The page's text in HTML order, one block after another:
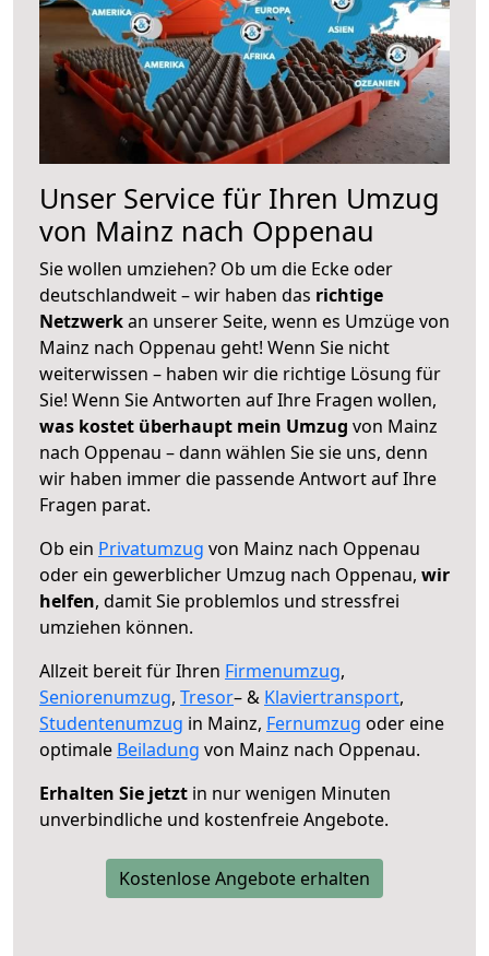
Unser Service für Ihren Umzug
von Mainz nach Oppenau
Sie wollen umziehen? Ob um die Ecke oder
deutschlandweit – wir haben das richtige
Netzwerkan unserer Seite, wenn es Umzüge von
Mainz nach Oppenau geht! Wenn Sie nicht
weiterwissen – haben wir die richtige Lösung für
Sie! Wenn Sie Antworten auf Ihre Fragen wollen,
was kostet überhaupt mein Umzug von Mainz
nach Oppenau – dann wählen Sie sie uns, denn
wir haben immer die passende Antwort auf Ihre
Fragen parat.
Ob ein Privatumzug von Mainz nach Oppenau
oder ein gewerblicher Umzug nach Oppenau, wir
helfen, damit Sie problemlos und stressfrei
umziehen können.
Allzeit bereit für Ihren Firmenumzug,
Seniorenumzug, Tresor– & Klaviertransport,
Studentenumzug in Mainz, Fernumzug oder eine
optimale Beiladung von Mainz nach Oppenau.
Erhalten Sie jetzt in nur wenigen Minuten
unverbindliche und kostenfreie Angebote.
Kostenlose Angebote erhalten